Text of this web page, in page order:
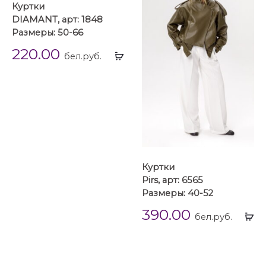
Выбрать
Куртки
DIAMANT, арт: 1848
Размеры: 50-66
220.00 бел.руб.
Куртки
Pirs, арт: 6565
Размеры: 40-52
390.00 бел.руб.